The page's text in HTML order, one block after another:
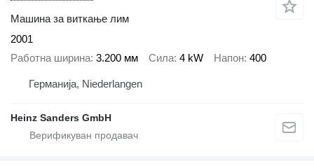
Машина за виткање лим
2001
Работна ширина 3.200 мм Сила 4 kW Напон 400
Германија, Niederlangen
Heinz Sanders GmbH